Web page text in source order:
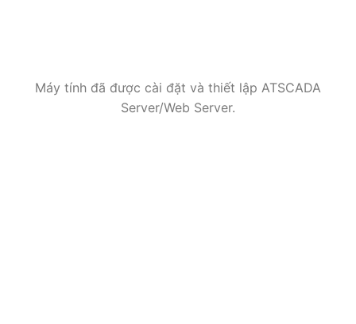
Máy tính đã được cài đặt và thiết lập ATSCADA
Server/Web Server.